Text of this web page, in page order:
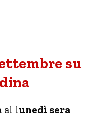
su
al lunedì sera